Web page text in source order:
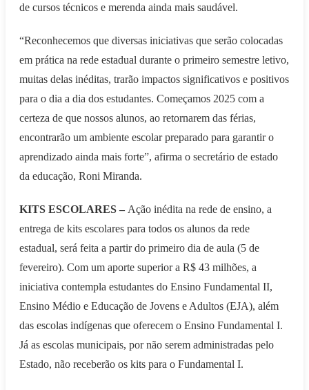
de cursos técnicos e merenda ainda mais saudável.
“Reconhecemos que diversas iniciativas que serão colocadas
em prática na rede estadual durante o primeiro semestre letivo,
muitas delas inéditas, trarão impactos significativos e positivos
para o dia a dia dos estudantes. Começamos 2025 com a
certeza de que nossos alunos, ao retornarem das férias,
encontrarão um ambiente escolar preparado para garantir o
aprendizado ainda mais forte”, afirma o secretário de estado
da educação, Roni Miranda.
KITS ESCOLARES – Ação inédita na rede de ensino, a
entrega de kits escolares para todos os alunos da rede
estadual, será feita a partir do primeiro dia de aula (5 de
fevereiro). Com um aporte superior a R$ 43 milhões, a
iniciativa contempla estudantes do Ensino Fundamental II,
Ensino Médio e Educação de Jovens e Adultos (EJA), além
das escolas indígenas que oferecem o Ensino Fundamental I.
Já as escolas municipais, por não serem administradas pelo
Estado, não receberão os kits para o Fundamental I.